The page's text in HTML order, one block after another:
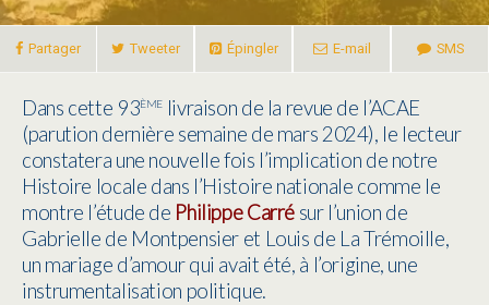
Partager Tweeter Épingler E-mail SMS
Dans cette 93ème livraison de la revue de l’ACAE
(parution dernière semaine de mars 2024), le lecteur
constatera une nouvelle fois l’implication de notre
Histoire locale dans l’Histoire nationale comme le
montre l’étude de Philippe Carré sur l’union de
Gabrielle de Montpensier et Louis de La Trémoille,
un mariage d’amour qui avait été, à l’origine, une
instrumentalisation politique.